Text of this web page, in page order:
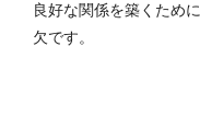
良好な関係を築くため
欠です。